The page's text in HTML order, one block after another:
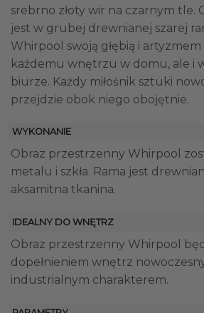
srebrno złoty wir na czarnym tle.
jest w grubej drewnianej szarej
Whirpool swoją głębią i
każdemu wnętrzu w domu, ale i
biurze. Każdy miłośnik sztuki
przejdzie obok niego obojętnie.
WYKONANIE
Obraz przestrzenny Whirpool
metalu i szkła. Rama jest
aksamitna tkanina.
IDEALNY DO WNĘTRZ
Obraz przestrzenny Whirpool
dopełnieniem wnętrz
industrialnym charakterem.